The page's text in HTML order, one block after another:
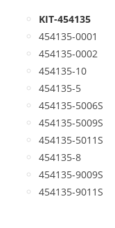
KIT-454135
454135-0001
454135-0002
454135-10
454135-5
454135-5006S
454135-5009S
454135-5011S
454135-8
454135-9009S
454135-9011S